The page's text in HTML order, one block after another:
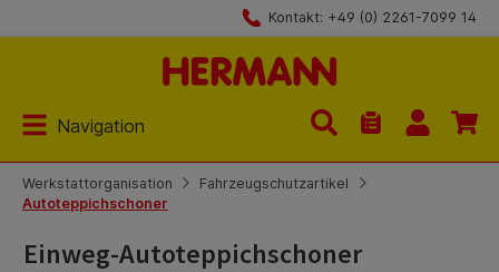
Kontakt: +49 (0) 2261-7099 14
Navigation
Du hast 0
Werkstattorganisation
Fahrzeugschutzartikel
Autoteppichschoner
Einweg-Autoteppichschoner